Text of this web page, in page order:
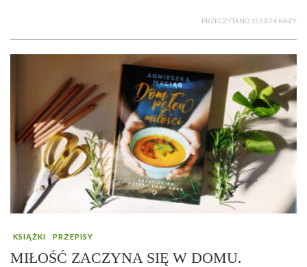
PRZECZYTANO 153 874 RAZY
KSIĄŻKI PRZEPISY
MIŁOŚĆ ZACZYNA SIĘ W DOMU.